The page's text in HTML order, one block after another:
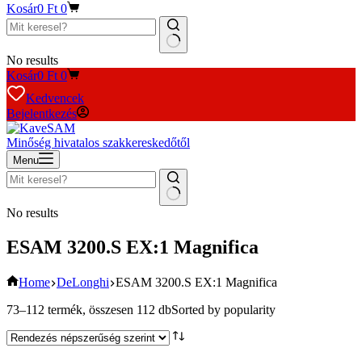
Kosár0 Ft 0
No results
Kosár0 Ft 0
Kedvencek
Bejelentkezés
Minőség hivatalos szakkereskedőtől
Menu
No results
ESAM 3200.S EX:1 Magnifica
Home DeLonghi ESAM 3200.S EX:1 Magnifica
73–112 termék, összesen 112 dbSorted by popularity